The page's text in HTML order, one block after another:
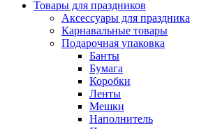
Товары для праздников
Аксессуары для праздника
Карнавальные товары
Подарочная упаковка
Банты
Бумага
Коробки
Ленты
Мешки
Наполнитель